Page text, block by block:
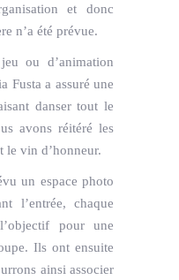
et donc
n’a été prévue.
ou d’animation
Fusta a assuré une
danser tout le
avons réitéré les
le vin d’honneur.
un espace photo
l’entrée, chaque
pour une
Ils ont ensuite
ainsi associer